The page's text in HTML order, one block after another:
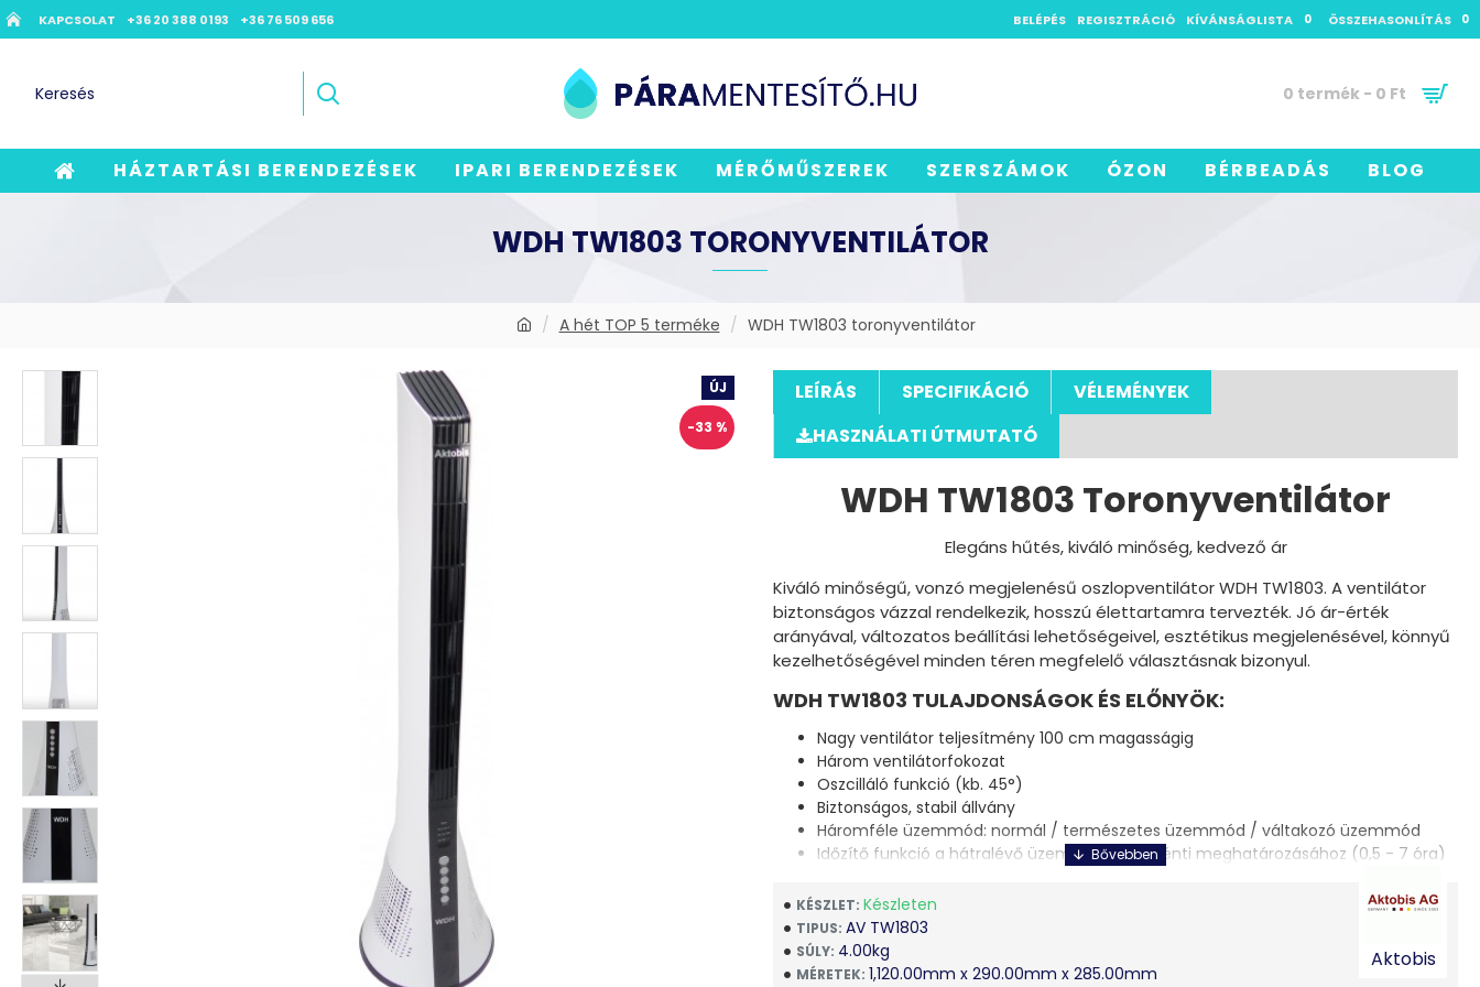
KAPCSOLAT +36 20 388 0193 +36 76 509 656 BELÉPÉS REGISZTRÁCIÓ KÍVÁNSÁGLISTA 0 ÖSSZEHASONLÍTÁS 0
0 termék - 0 Ft
HÁZTARTÁSI BERENDEZÉSEK IPARI BERENDEZÉSEK MÉRŐMŰSZEREK SZERSZÁMOK ÓZON BÉRBEADÁS BLOG
A hét TOP 5 terméke WDH TW1803 toronyventilátor
WDH TW1803 TORONYVENTILÁTOR
ÚJ
-33 %
LEÍRÁS SPECIFIKÁCIÓ
VÉLEMÉNYEK
HASZNÁLATI ÚTMUTATÓ
WDH TW1803 Toronyventilátor
Elegáns hűtés, kiváló minőség, kedvező ár
Kiváló minőségű, vonzó megjelenésű oszlopventilátor WDH TW1803. A ventilátor
biztonságos vázzal rendelkezik, hosszú élettartamra tervezték. Jó ár-érték
arányával, változatos beállítási lehetőségeivel, esztétikus megjelenésével, könnyű
kezelhetőségével minden téren megfelelő választásnak bizonyul.
WDH TW1803 TULAJDONSÁGOK ÉS ELŐNYÖK:
Nagy ventilátor teljesítmény 100 cm magasságig
Három ventilátorfokozat
Oszcilláló funkció (kb. 45°)
Biztonságos, stabil állvány
Háromféle üzemmód: normál / természetes üzemmód / váltakozó üzemmód
Időzítő funkció a hátralévő üzemidő félóránkénti meghatározásához (0,5 - 7 óra)
Jó mobilitás a könnyű szerkezetnek köszönhetően
Alacsony zajszintű működés
"GS" által tesztelt
CE-megfelelőség és EMC-megfelelőség
KÉSZLET: Készleten
TIPUS: AV TW1803
SÚLY: 4.00kg
MÉRETEK: 1,120.00mm x 290.00mm x 285.00mm
Aktobis